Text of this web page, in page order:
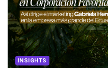
INSIGHTS